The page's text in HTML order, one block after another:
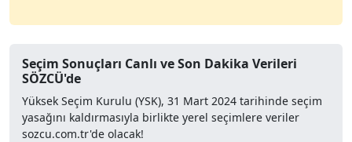
Seçim Sonuçları Canlı ve Son Dakika Verileri
SÖZCÜ'de
Yüksek Seçim Kurulu (YSK), 31 Mart 2024 tarihinde seçim
yasağını kaldırmasıyla birlikte yerel seçimlere veriler
sozcu.com.tr'de olacak!